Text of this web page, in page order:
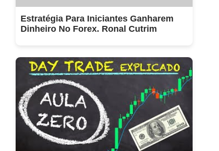
Estratégia Para Iniciantes Ganharem
Dinheiro No Forex. Ronal Cutrim